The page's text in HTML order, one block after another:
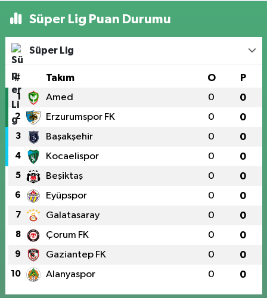
Süper Lig Puan Durumu
Süper Lig
# Takım O P
1 Amed 0 0
2 Erzurumspor FK 0 0
3 Başakşehir 0 0
4 Kocaelispor 0 0
5 Beşiktaş 0 0
6 Eyüpspor 0 0
7 Galatasaray 0 0
8 Çorum FK 0 0
9 Gaziantep FK 0 0
10 Alanyaspor 0 0